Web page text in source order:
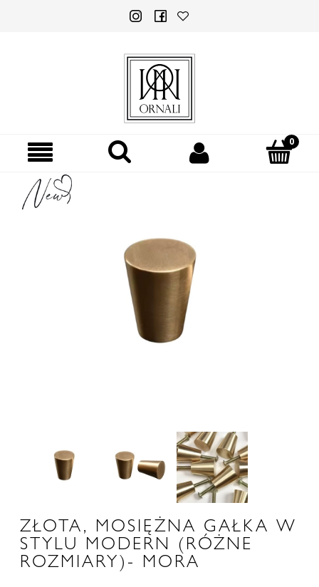
ZŁOTA, MOSIĘŻNA GAŁKA W
STYLU MODERN (RÓŻNE
ROZMIARY)- MORA